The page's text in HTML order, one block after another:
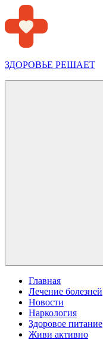
Перейти
к
содержимому
ЗДОРОВЬЕ РЕШАЕТ
Главная
Лечение болезней
Новости
Наркология
Здоровое питание
Живи активно